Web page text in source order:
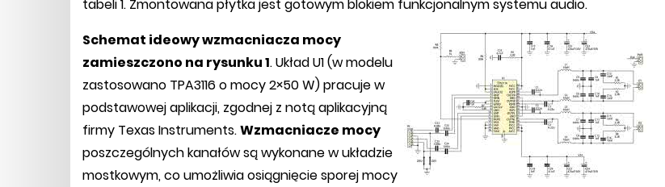
tabeli 1. Zmontowana płytka jest gotowym blokiem funkcjonalnym systemu audio.
Schemat ideowy wzmacniacza mocy
zamieszczono na rysunku 1. Układ U1 (w modelu
zastosowano TPA3116 o mocy 2×50 W) pracuje w
podstawowej aplikacji, zgodnej z notą aplikacyjną
firmy Texas Instruments.Wzmacniacze mocy
poszczególnych kanałów są wykonane w układzie
mostkowym, co umożliwia osiągnięcie sporej mocy